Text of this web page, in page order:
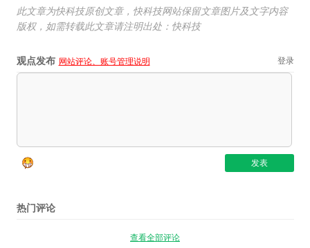
此文章为快科技原创文章，快科技网站保留文章图片及文字内容
版权，如需转载此文章请注明出处：快科技
观点发布 网站评论、账号管理说明 登录
热门评论
查看全部评论